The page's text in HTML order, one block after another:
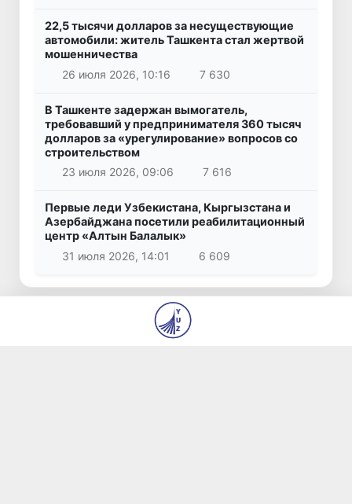
22,5 тысячи долларов за несуществующие
автомобили: житель Ташкента стал жертвой
мошенничества
26 июля 2026, 10:16
7 630
В Ташкенте задержан вымогатель,
требовавший у предпринимателя 360 тысяч
долларов за «урегулирование» вопросов со
строительством
23 июля 2026, 09:06
7 616
Первые леди Узбекистана, Кыргызстана и
Азербайджана посетили реабилитационный
центр «Алтын Балалык»
31 июля 2026, 14:01
6 609